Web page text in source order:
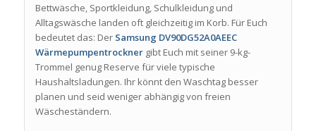
Bettwäsche, Sportkleidung, Schulkleidung und
Alltagswäsche landen oft gleichzeitig im Korb. Für Euch
bedeutet das: Der Samsung DV90DG52A0AEEC
Wärmepumpentrocknergibt Euch mit seiner 9-kg-
Trommel genug Reserve für viele typische
Haushaltsladungen. Ihr könnt den Waschtag besser
planen und seid weniger abhängig von freien
Wäscheständern.